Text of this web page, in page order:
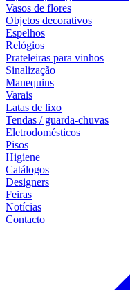
Vasos de flores
Objetos decorativos
Espelhos
Relógios
Prateleiras para vinhos
Sinalização
Manequins
Varais
Latas de lixo
Tendas / guarda-chuvas
Eletrodomésticos
Pisos
Higiene
Catálogos
Designers
Feiras
Notícias
Contacto